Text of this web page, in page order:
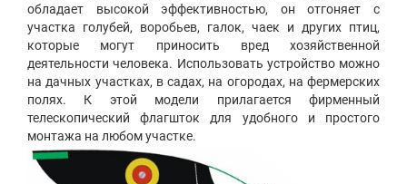
обладает высокой эффективностью, он отгоняет с
участка голубей, воробьев, галок, чаек и других птиц,
которые могут приносить вред хозяйственной
деятельности человека. Использовать устройство можно
на дачных участках, в садах, на огородах, на фермерских
полях. К этой модели прилагается фирменный
телескопический флагшток для удобного и простого
монтажа на любом участке.